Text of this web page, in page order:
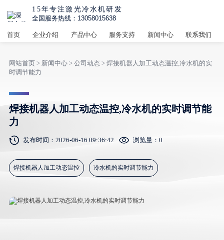
15年专注激光冷水机研发
全国服务热线：13058015638
首页 企业介绍 产品中心 服务支持 新闻中心 联系我们
网站首页> 新闻中心> 公司动态> 焊接机器人加工动态温控,冷水机的实
时调节能力
焊接机器人加工动态温控,冷水机的实时调节能
力
发布时间：2026-06-16 09:36:42 浏览量： 0
焊接机器人加工动态温控 冷水机的实时调节能力